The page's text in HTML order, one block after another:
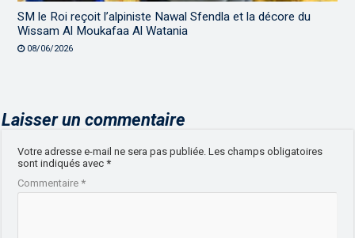
SM le Roi reçoit l’alpiniste Nawal Sfendla et la décore du
Wissam Al Moukafaa Al Watania
08/06/2026
Laisser un commentaire
Votre adresse e-mail ne sera pas publiée. Les champs obligatoires
sont indiqués avec*
Commentaire*